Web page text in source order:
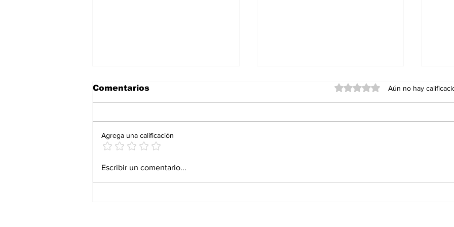
La familia: el motor
Estado no quiere ver
Central alcanzan su
Comentarios Obtuvo 0 de 5 estrellas.
Aún no hay
Agrega una calificación
Escribir un comentario...